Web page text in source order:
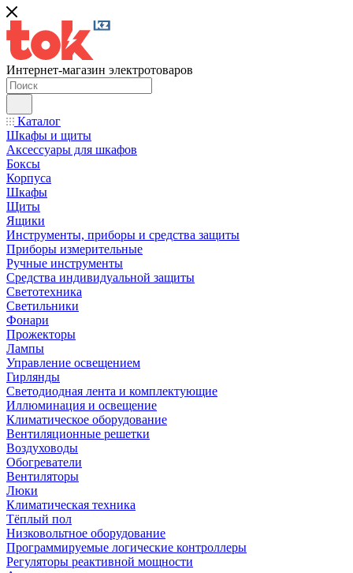
Интернет-магазин электротоваров
Каталог
Шкафы и щиты
Аксессуары для шкафов
Боксы
Корпуса
Шкафы
Щиты
Ящики
Инструменты, приборы и средства защиты
Приборы измерительные
Ручные инструменты
Средства индивидуальной защиты
Светотехника
Светильники
Фонари
Прожекторы
Лампы
Управление освещением
Гирлянды
Светодиодная лента и комплектующие
Иллюминация и освещение
Климатическое оборудование
Вентиляционные решетки
Воздуховоды
Обогреватели
Вентиляторы
Люки
Климатическая техника
Тёплый пол
Низковольтное оборудование
Программируемые логические контроллеры
Регуляторы реактивной мощности